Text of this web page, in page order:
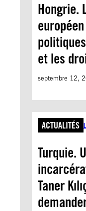
Hongrie.
et les
septembre 12,
ACTUALITÉS
Turquie.
Taner